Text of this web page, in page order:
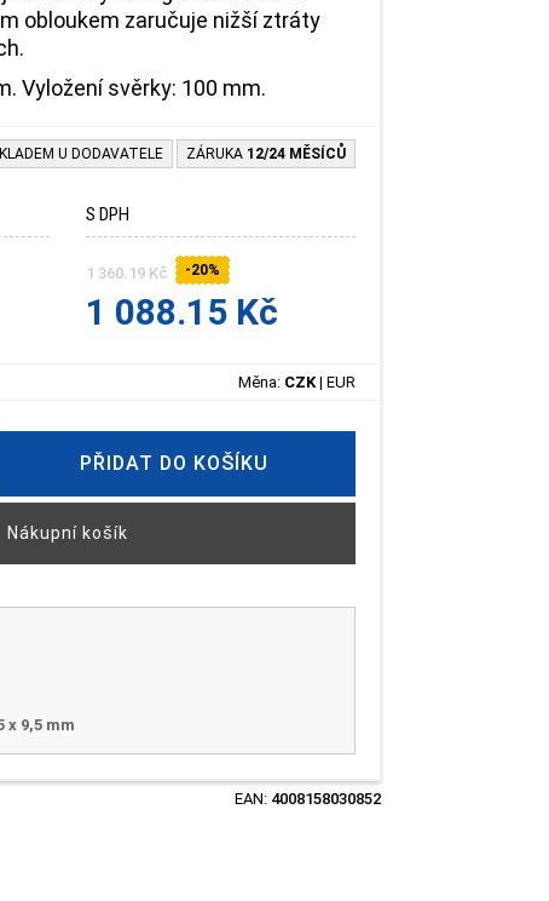
obloukem zaručuje nižší ztráty
Vyložení svěrky: 100 mm.
U DODAVATELE ZÁRUKA 12/24 MĚSÍCŮ
S DPH
1 360.19 Kč -20%
1 088.15 Kč
Měna: CZK| EUR
PŘIDAT DO KOŠÍKU
Nákupní košík
x 9,5 mm
EAN: 4008158030852